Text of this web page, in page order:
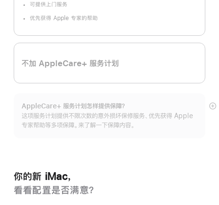
可提供上门服务
优先获得 Apple 专家的帮助
不加 AppleCare+ 服务计划
AppleCare+ 服务计划怎样提供保⁠障？
这项服务计划提供不限次数的意外损坏保修服务、优先获得 Apple
专家帮助等多项保障。来了解一下保障内容。
展
你的新 iMac，
看看配置是否满意？